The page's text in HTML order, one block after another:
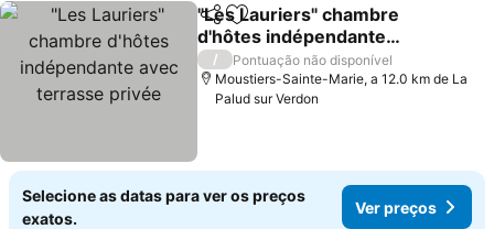
PartilharAdicionar aos favoritos
"Les Lauriers" chambre
d'hôtes indépendante
avec terrasse privée
Ver preços
/
Pontuação não disponível
Moustiers-Sainte-Marie, a 12.0 km de La
Palud sur Verdon
Selecione as datas para ver os preços
exatos.
Ver preços